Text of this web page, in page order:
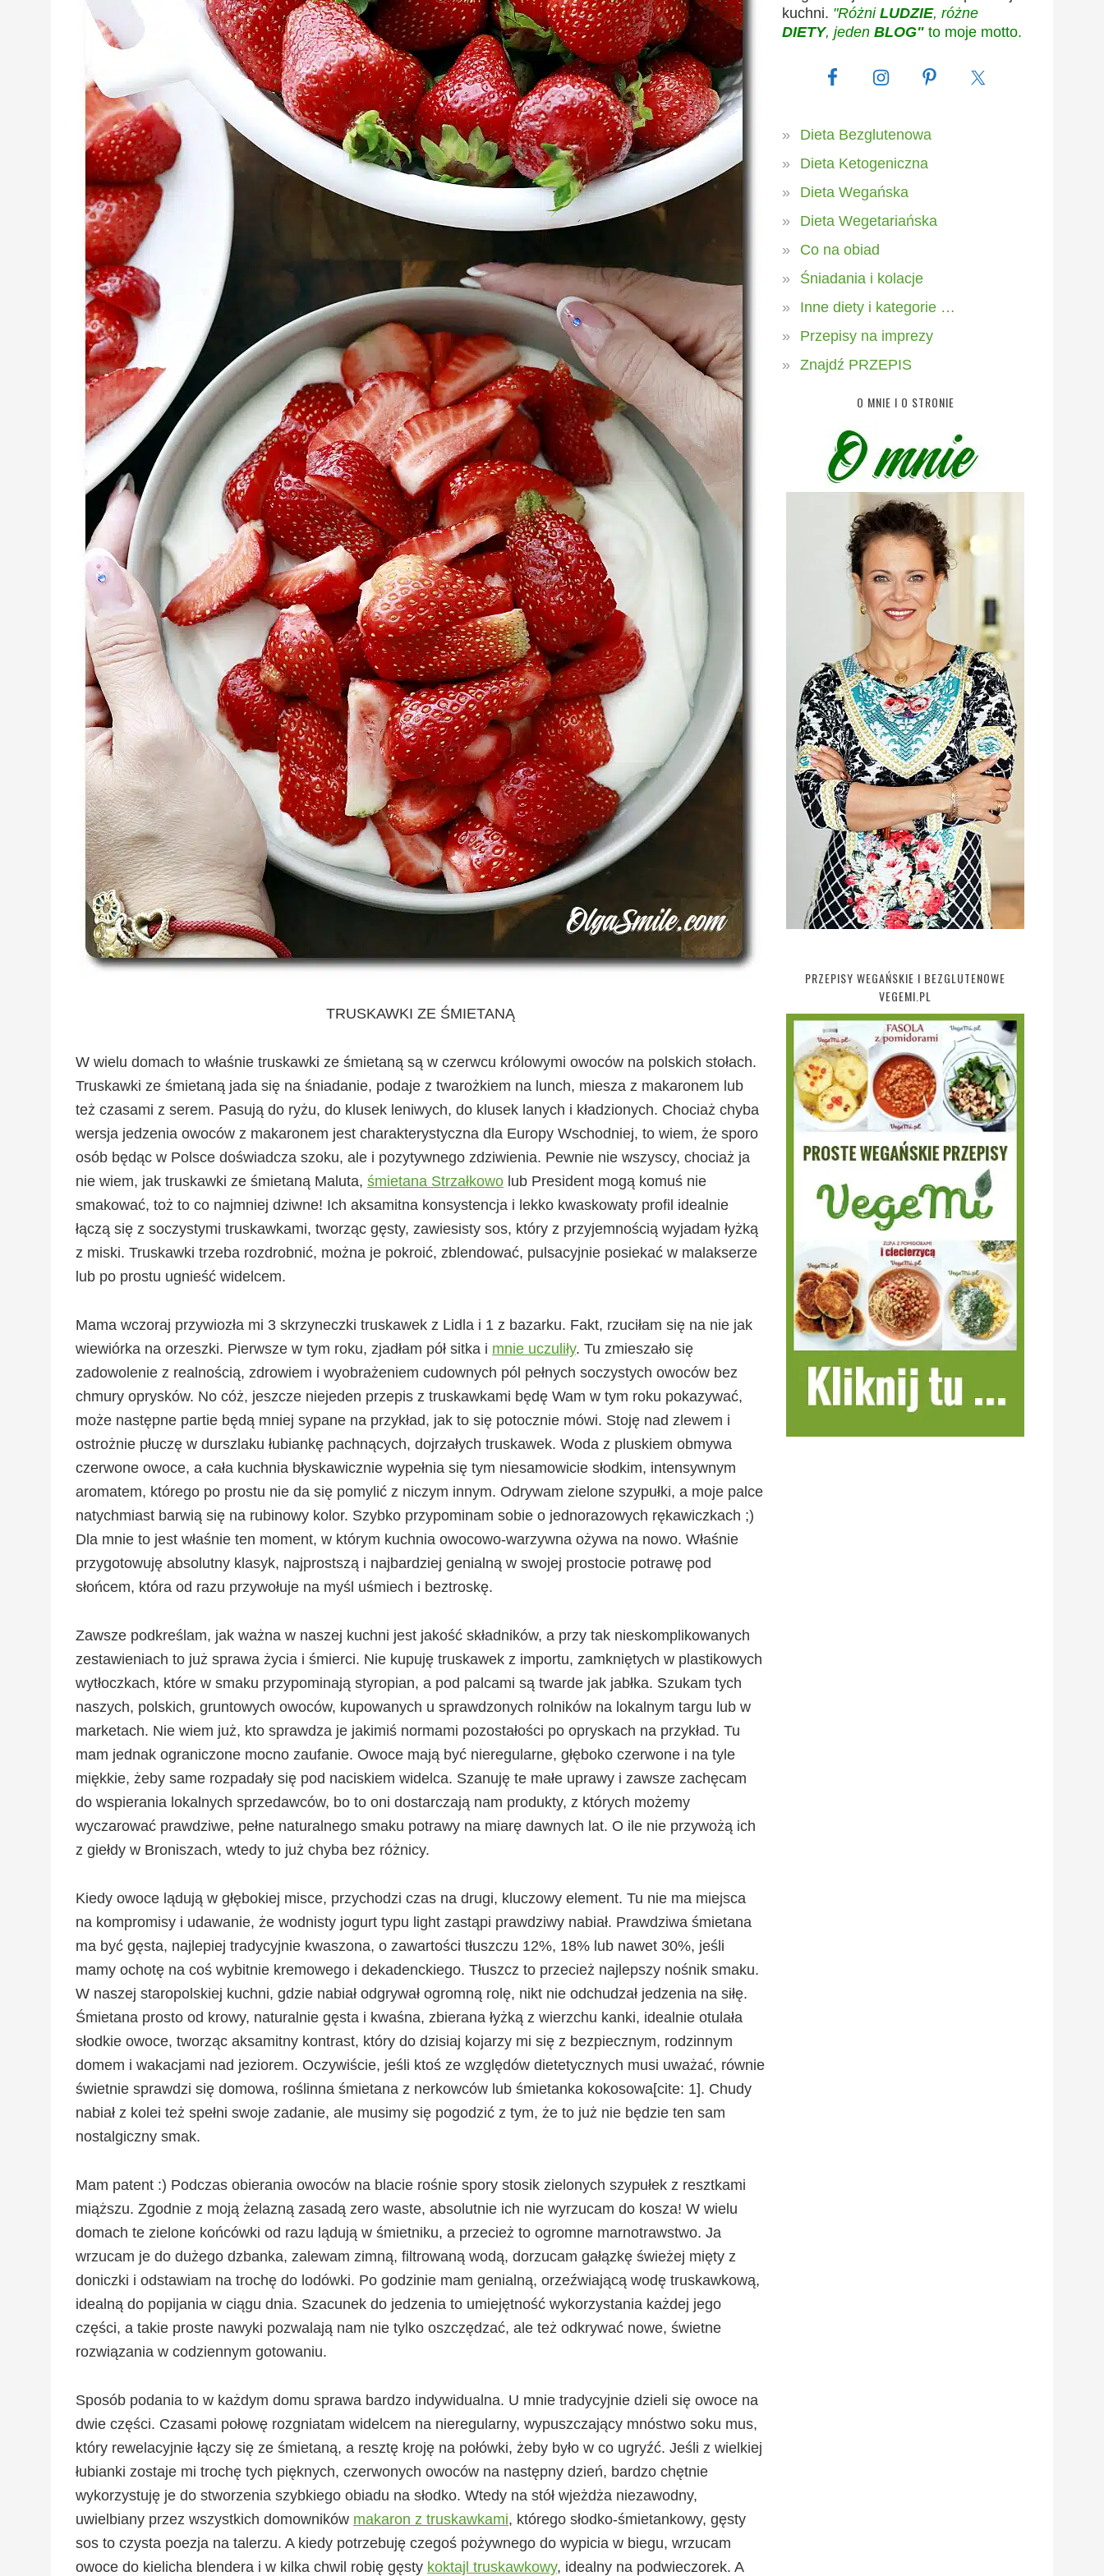
TRUSKAWKI ZE ŚMIETANĄ
W wielu domach to właśnie truskawki ze śmietaną są w czerwcu królowymi owoców na polskich stołach.
Truskawki ze śmietaną jada się na śniadanie, podaje z twarożkiem na lunch, miesza z makaronem lub
też czasami z serem. Pasują do ryżu, do klusek leniwych, do klusek lanych i kładzionych. Chociaż chyba
wersja jedzenia owoców z makaronem jest charakterystyczna dla Europy Wschodniej, to wiem, że sporo
osób będąc w Polsce doświadcza szoku, ale i pozytywnego zdziwienia. Pewnie nie wszyscy, chociaż ja
nie wiem, jak truskawki ze śmietaną Maluta, śmietana Strzałkowo lub President mogą komuś nie
smakować, toż to co najmniej dziwne! Ich aksamitna konsystencja i lekko kwaskowaty profil idealnie
łączą się z soczystymi truskawkami, tworząc gęsty, zawiesisty sos, który z przyjemnością wyjadam łyżką
z miski. Truskawki trzeba rozdrobnić, można je pokroić, zblendować, pulsacyjnie posiekać w malakserze
lub po prostu ugnieść widelcem.
Mama wczoraj przywiozła mi 3 skrzyneczki truskawek z Lidla i 1 z bazarku. Fakt, rzuciłam się na nie jak
wiewiórka na orzeszki. Pierwsze w tym roku, zjadłam pół sitka i mnie uczuliły. Tu zmieszało się
zadowolenie z realnością, zdrowiem i wyobrażeniem cudownych pól pełnych soczystych owoców bez
chmury oprysków. No cóż, jeszcze niejeden przepis z truskawkami będę Wam w tym roku pokazywać,
może następne partie będą mniej sypane na przykład, jak to się potocznie mówi. Stoję nad zlewem i
ostrożnie płuczę w durszlaku łubiankę pachnących, dojrzałych truskawek. Woda z pluskiem obmywa
czerwone owoce, a cała kuchnia błyskawicznie wypełnia się tym niesamowicie słodkim, intensywnym
aromatem, którego po prostu nie da się pomylić z niczym innym. Odrywam zielone szypułki, a moje palce
natychmiast barwią się na rubinowy kolor. Szybko przypominam sobie o jednorazowych rękawiczkach ;)
Dla mnie to jest właśnie ten moment, w którym kuchnia owocowo-warzywna ożywa na nowo. Właśnie
przygotowuję absolutny klasyk, najprostszą i najbardziej genialną w swojej prostocie potrawę pod
słońcem, która od razu przywołuje na myśl uśmiech i beztroskę.
Zawsze podkreślam, jak ważna w naszej kuchni jest jakość składników, a przy tak nieskomplikowanych
zestawieniach to już sprawa życia i śmierci. Nie kupuję truskawek z importu, zamkniętych w plastikowych
wytłoczkach, które w smaku przypominają styropian, a pod palcami są twarde jak jabłka. Szukam tych
naszych, polskich, gruntowych owoców, kupowanych u sprawdzonych rolników na lokalnym targu lub w
marketach. Nie wiem już, kto sprawdza je jakimiś normami pozostałości po opryskach na przykład. Tu
mam jednak ograniczone mocno zaufanie. Owoce mają być nieregularne, głęboko czerwone i na tyle
miękkie, żeby same rozpadały się pod naciskiem widelca. Szanuję te małe uprawy i zawsze zachęcam
do wspierania lokalnych sprzedawców, bo to oni dostarczają nam produkty, z których możemy
wyczarować prawdziwe, pełne naturalnego smaku potrawy na miarę dawnych lat. O ile nie przywożą ich
z giełdy w Broniszach, wtedy to już chyba bez różnicy.
Kiedy owoce lądują w głębokiej misce, przychodzi czas na drugi, kluczowy element. Tu nie ma miejsca
na kompromisy i udawanie, że wodnisty jogurt typu light zastąpi prawdziwy nabiał. Prawdziwa śmietana
ma być gęsta, najlepiej tradycyjnie kwaszona, o zawartości tłuszczu 12%, 18% lub nawet 30%, jeśli
mamy ochotę na coś wybitnie kremowego i dekadenckiego. Tłuszcz to przecież najlepszy nośnik smaku.
W naszej staropolskiej kuchni, gdzie nabiał odgrywał ogromną rolę, nikt nie odchudzał jedzenia na siłę.
Śmietana prosto od krowy, naturalnie gęsta i kwaśna, zbierana łyżką z wierzchu kanki, idealnie otulała
słodkie owoce, tworząc aksamitny kontrast, który do dzisiaj kojarzy mi się z bezpiecznym, rodzinnym
domem i wakacjami nad jeziorem. Oczywiście, jeśli ktoś ze względów dietetycznych musi uważać, równie
świetnie sprawdzi się domowa, roślinna śmietana z nerkowców lub śmietanka kokosowa[cite: 1]. Chudy
nabiał z kolei też spełni swoje zadanie, ale musimy się pogodzić z tym, że to już nie będzie ten sam
nostalgiczny smak.
Mam patent :) Podczas obierania owoców na blacie rośnie spory stosik zielonych szypułek z resztkami
miąższu. Zgodnie z moją żelazną zasadą zero waste, absolutnie ich nie wyrzucam do kosza! W wielu
domach te zielone końcówki od razu lądują w śmietniku, a przecież to ogromne marnotrawstwo. Ja
wrzucam je do dużego dzbanka, zalewam zimną, filtrowaną wodą, dorzucam gałązkę świeżej mięty z
doniczki i odstawiam na trochę do lodówki. Po godzinie mam genialną, orzeźwiającą wodę truskawkową,
idealną do popijania w ciągu dnia. Szacunek do jedzenia to umiejętność wykorzystania każdej jego
części, a takie proste nawyki pozwalają nam nie tylko oszczędzać, ale też odkrywać nowe, świetne
rozwiązania w codziennym gotowaniu.
Sposób podania to w każdym domu sprawa bardzo indywidualna. U mnie tradycyjnie dzieli się owoce na
dwie części. Czasami połowę rozgniatam widelcem na nieregularny, wypuszczający mnóstwo soku mus,
który rewelacyjnie łączy się ze śmietaną, a resztę kroję na połówki, żeby było w co ugryźć. Jeśli z wielkiej
łubianki zostaje mi trochę tych pięknych, czerwonych owoców na następny dzień, bardzo chętnie
wykorzystuję je do stworzenia szybkiego obiadu na słodko. Wtedy na stół wjeżdża niezawodny,
uwielbiany przez wszystkich domowników makaron z truskawkami, którego słodko-śmietankowy, gęsty
sos to czysta poezja na talerzu. A kiedy potrzebuję czegoś pożywnego do wypicia w biegu, wrzucam
owoce do kielicha blendera i w kilka chwil robię gęsty koktajl truskawkowy, idealny na podwieczorek. A
kuchni. "Różni LUDZIE, różne
DIETY, jeden BLOG" to moje motto.
Dieta Bezglutenowa
Dieta Ketogeniczna
Dieta Wegańska
Dieta Wegetariańska
Co na obiad
Śniadania i kolacje
Inne diety i kategorie …
Przepisy na imprezy
Znajdź PRZEPIS
O MNIE I O STRONIE
PRZEPISY WEGAŃSKIE I BEZGLUTENOWE
VEGEMI.PL